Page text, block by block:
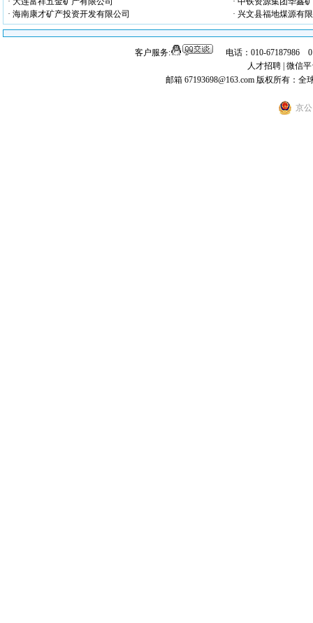
· 海南康才矿产投资开发有限公司
· 兴文县福地煤源有
客户服务:
电话：010-67187986
人才招聘 微信
邮箱 67193698@163.com 版权所有：全
京公